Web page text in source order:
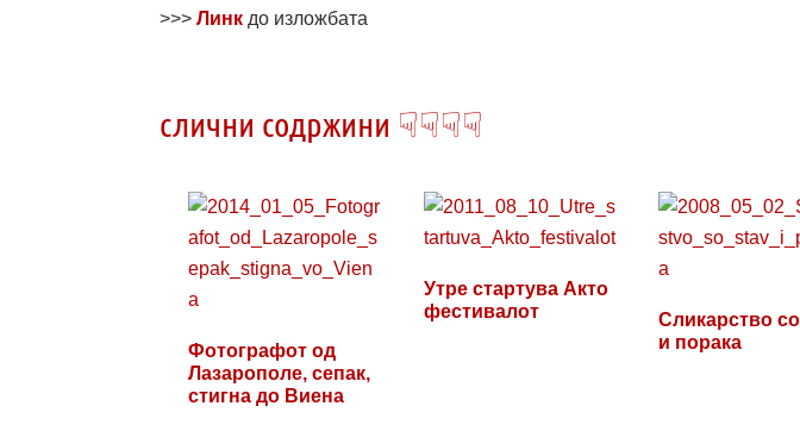
>>>Линк до изложбата
слични содржини ☟☟☟☟
Фотографот од
Лазарополе, сепак,
стигна до Виена
Утре стартува Акто
фестивалот
Сликарство
и порака